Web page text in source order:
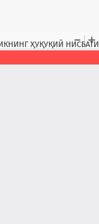
ҲУҚУҚИЙ НИСБАТИ